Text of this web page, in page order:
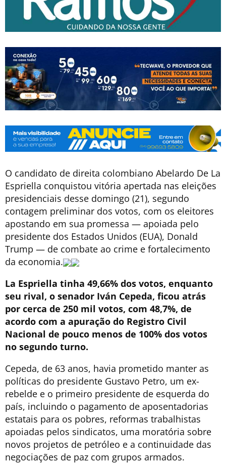
O candidato de direita colombiano Abelardo De La
Espriella conquistou vitória apertada nas eleições
presidenciais desse domingo (21), segundo
contagem preliminar dos votos, com os eleitores
apostando em sua promessa — apoiada pelo
presidente dos Estados Unidos (EUA), Donald
Trump — de combate ao crime e fortalecimento
da economia.
La Espriella tinha 49,66% dos votos, enquanto
seu rival, o senador Iván Cepeda, ficou atrás
por cerca de 250 mil votos, com 48,7%, de
acordo com a apuração do Registro Civil
Nacional de pouco menos de 100% dos votos
no segundo turno.
Cepeda, de 63 anos, havia prometido manter as
políticas do presidente Gustavo Petro, um ex-
rebelde e o primeiro presidente de esquerda do
país, incluindo o pagamento de aposentadorias
estatais para os pobres, reformas trabalhistas
apoiadas pelos sindicatos, uma moratória sobre
novos projetos de petróleo e a continuidade das
negociações de paz com grupos armados.